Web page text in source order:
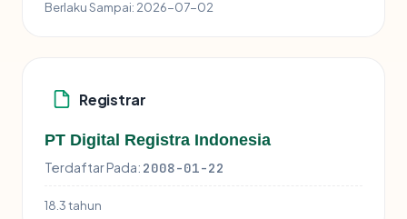
Berlaku Sampai: 2026-07-02
Registrar
PT Digital Registra Indonesia
Terdaftar Pada: 2008-01-22
18.3 tahun